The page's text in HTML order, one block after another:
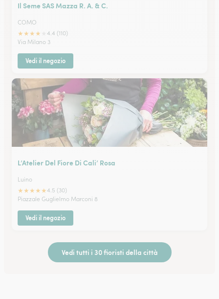
Il Seme SAS Mazza R. A. & C.
COMO
★★★★
4.4 (110)
Via Milano 3
Vedi il negozio
L’Atelier Del Fiore Di Cali’ Rosa
Luino
★★★★★4.5 (30)
Piazzale Guglielmo Marconi 8
Vedi il negozio
Vedi tutti i 30 fioristi della città